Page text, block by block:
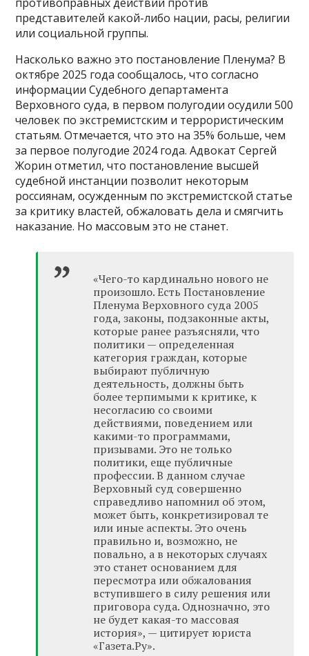
представителей какой-либо нации, расы, религии
или социальной группы.
Насколько важно это постановление Пленума? В
октябре 2025 года сообщалось, что согласно
информации Судебного департамента
Верховного суда, в первом полугодии осудили 500
человек по экстремистским и террористическим
статьям. Отмечается, что это на 35% больше, чем
за первое полугодие 2024 года. Адвокат Сергей
Жорин отметил, что постановление высшей
судебной инстанции позволит некоторым
россиянам, осужденным по экстремистской статье
за критику властей, обжаловать дела и смягчить
наказание. Но массовым это не станет.
«Чего-то кардинально нового не
произошло. Есть Постановление
Пленума Верховного суда 2005
года, законы, подзаконные акты,
которые ранее разъясняли, что
политики — определенная
категория граждан, которые
выбирают публичную
деятельность, должны быть
более терпимыми к критике, к
несогласию со своими
действиями, поведением или
какими-то программами,
призывами. Это не только
политики, еще публичные
профессии. В данном случае
Верховный суд совершенно
справедливо напомнил об этом,
может быть, конкретизировал те
или иные аспекты. Это очень
правильно и, возможно, не
повально, а в некоторых случаях
это станет основанием для
пересмотра или обжалования
вступившего в силу решения или
приговора суда. Однозначно, это
не будет какая-то массовая
история», — цитирует юриста
«Газета.Ру».